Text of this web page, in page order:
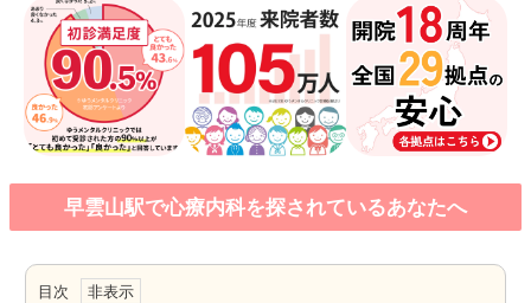
早雲山駅で心療内科を探されているあなたへ
目次